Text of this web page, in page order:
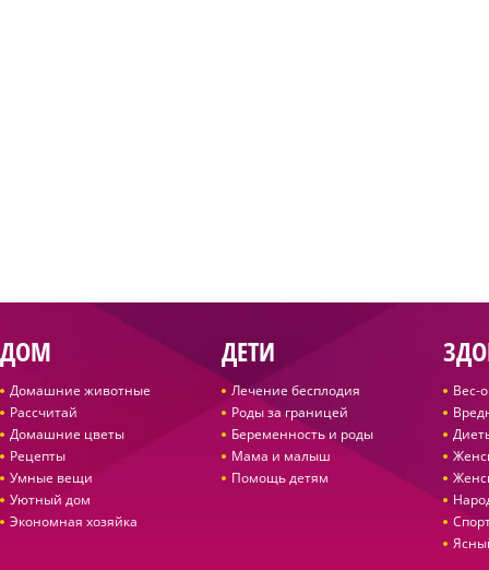
ДОМ
Домашние животные
Рассчитай
Домашние цветы
Рецепты
Умные вещи
Уютный дом
Экономная хозяйка
ДЕТИ
Лечение бесплодия
Роды за границей
Беременность и роды
Мама и малыш
Помощь детям
Вес-